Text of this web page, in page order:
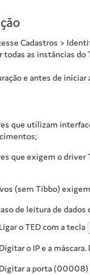
Cadastros >
todas as instâncias
e antes de
que utilizam
que exigem o driver
(sem Tibbo)
de leitura de
Ligar o TED com a tecla
Digitar o IP e a
Digitar a porta (00008)